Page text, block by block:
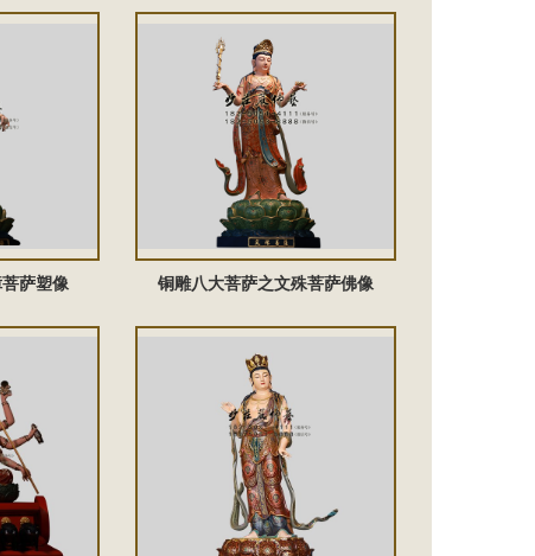
萨塑像 铜雕八大菩萨之文殊菩萨佛像